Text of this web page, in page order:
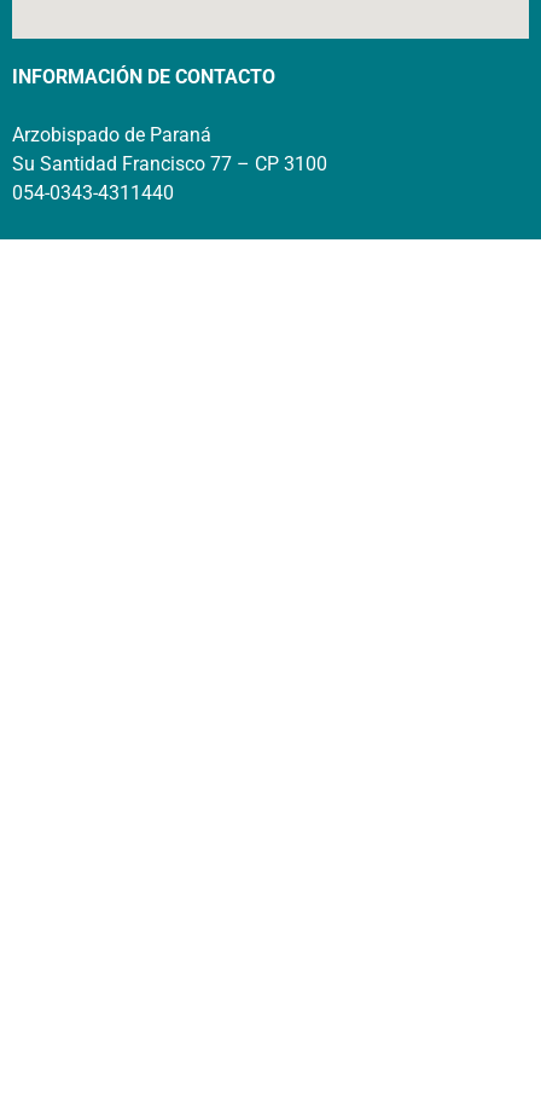
INFORMACIÓN DE CONTACTO
Arzobispado de Paraná
Su Santidad Francisco 77 – CP 3100
054-0343-4311440